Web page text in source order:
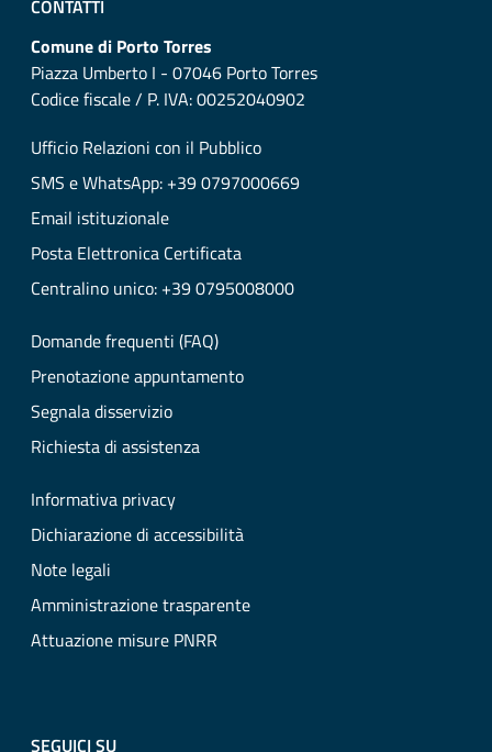
CONTATTI
Comune di Porto Torres
Piazza Umberto I - 07046 Porto Torres
Codice fiscale / P. IVA: 00252040902
Ufficio Relazioni con il Pubblico
SMS e WhatsApp: +39 0797000669
Email istituzionale
Posta Elettronica Certificata
Centralino unico: +39 0795008000
Domande frequenti (FAQ)
Prenotazione appuntamento
Segnala disservizio
Richiesta di assistenza
Informativa privacy
Dichiarazione di accessibilità
Note legali
Amministrazione trasparente
Attuazione misure PNRR
SEGUICI SU